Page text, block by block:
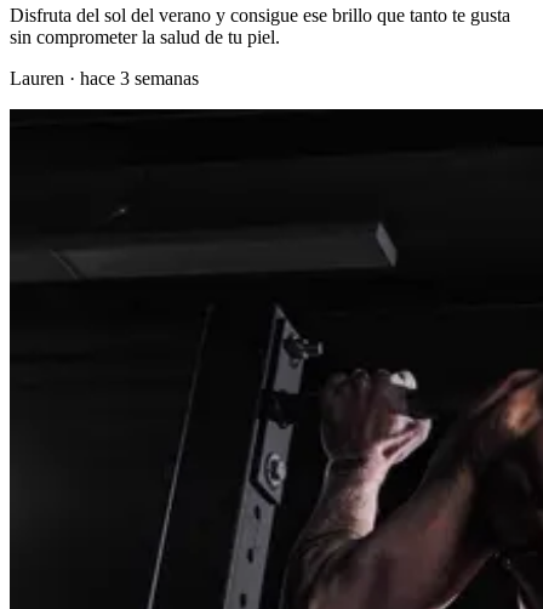
Disfruta del sol del verano y consigue ese brillo que tanto te gusta
sin comprometer la salud de tu piel.
Lauren · hace 3 semanas